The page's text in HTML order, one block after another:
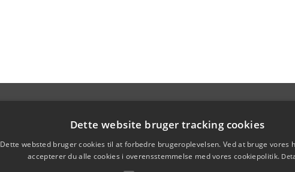
Dette website bruger tracking cookies
Dette websted bruger cookies til at forbedre brugeroplevelsen. Ved at bruge vores
accepterer du alle cookies i overensstemmelse med vores cookiepolitik.